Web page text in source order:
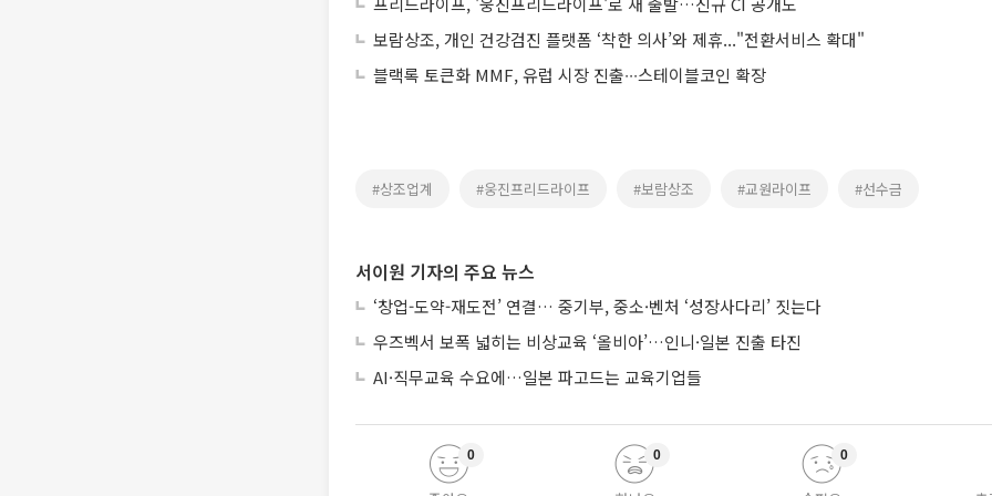
보람상조, 개인 건강검진 플랫폼 ‘착한 의사’와 제휴..."전환서비스 확대"
블랙록 토큰화 MMF, 유럽 시장 진출∙∙∙스테이블코인 확장
#상조업계 #웅진프리드라이프 #보람상조 #교원라이프 #선수금
서이원 기자의 주요 뉴스
‘창업-도약-재도전’ 연결… 중기부, 중소·벤처 ‘성장사다리’ 짓는다
우즈벡서 보폭 넓히는 비상교육 ‘올비아’…인니·일본 진출 타진
AI·직무교육 수요에…일본 파고드는 교육기업들
0 0 0